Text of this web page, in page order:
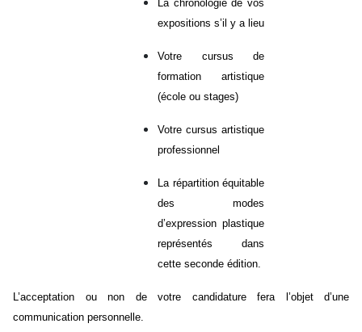
La chronologie de vos
expositions s’il y a lieu
Votre cursus de
formation artistique
(école ou stages)
Votre cursus artistique
professionnel
La répartition équitable
des modes
d’expression plastique
représentés dans
cette seconde édition.
L’acceptation ou non de votre candidature fera l’objet d’une
communication personnelle.